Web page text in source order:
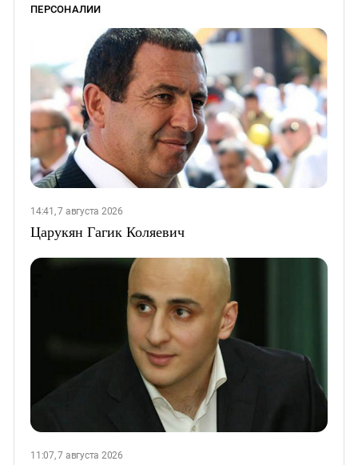
ПЕРСОНАЛИИ
14:41, 7 августа 2026
Царукян Гагик Коляевич
11:07, 7 августа 2026